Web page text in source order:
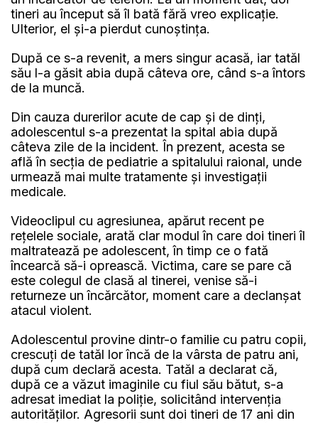
tineri au început să îl bată fără vreo explicație.
Ulterior, el și-a pierdut cunoștința.
După ce s-a revenit, a mers singur acasă, iar tatăl
său l-a găsit abia după câteva ore, când s-a întors
de la muncă.
Din cauza durerilor acute de cap și de dinți,
adolescentul s-a prezentat la spital abia după
câteva zile de la incident. În prezent, acesta se
află în secția de pediatrie a spitalului raional, unde
urmează mai multe tratamente și investigații
medicale.
Videoclipul cu agresiunea, apărut recent pe
rețelele sociale, arată clar modul în care doi tineri îl
maltratează pe adolescent, în timp ce o fată
încearcă să-i oprească. Victima, care se pare că
este colegul de clasă al tinerei, venise să-i
returneze un încărcător, moment care a declanșat
atacul violent.
Adolescentul provine dintr-o familie cu patru copii,
crescuți de tatăl lor încă de la vârsta de patru ani,
după cum declară acesta. Tatăl a declarat că,
după ce a văzut imaginile cu fiul său bătut, s-a
adresat imediat la poliție, solicitând intervenția
autorităților. Agresorii sunt doi tineri de 17 ani din